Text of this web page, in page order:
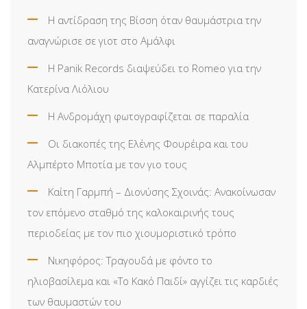
Η αντίδραση της Βίσση όταν θαυμάστρια την
αναγνώρισε σε γιοτ στο Αμάλφι
Η Panik Records διαψεύδει το Romeo για την
Κατερίνα Λιόλιου
Η Ανδρομάχη φωτογραφίζεται σε παραλία
Οι διακοπές της Ελένης Φουρέιρα και του
Αλμπέρτο Μποτία με τον γιο τους
Καίτη Γαρμπή – Διονύσης Σχοινάς: Ανακοίνωσαν
τον επόμενο σταθμό της καλοκαιρινής τους
περιοδείας με τον πιο χιουμοριστικό τρόπο
Νικηφόρος: Τραγουδά με φόντο το
ηλιοβασίλεμα και «Το Κακό Παιδί» αγγίζει τις καρδιές
των θαυμαστών του